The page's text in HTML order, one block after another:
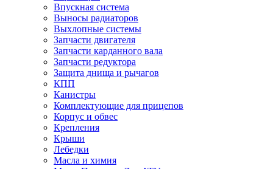
Впускная система
Выносы радиаторов
Выхлопные системы
Запчасти двигателя
Запчасти карданного вала
Запчасти редуктора
Защита днища и рычагов
КПП
Канистры
Комплектующие для прицепов
Корпус и обвес
Крепления
Крыши
Лебедки
Масла и химия